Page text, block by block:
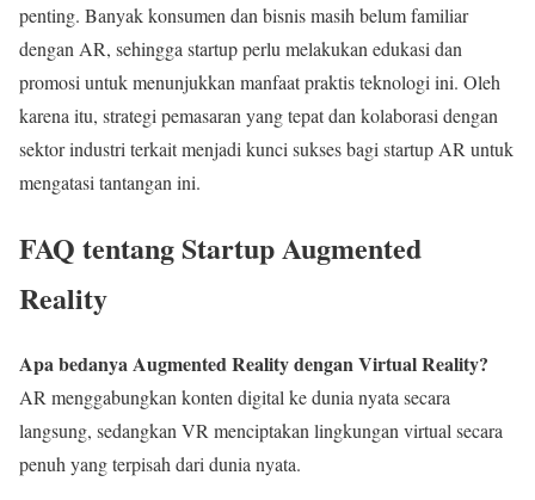
penting. Banyak konsumen dan bisnis masih belum familiar
dengan AR, sehingga startup perlu melakukan edukasi dan
promosi untuk menunjukkan manfaat praktis teknologi ini. Oleh
karena itu, strategi pemasaran yang tepat dan kolaborasi dengan
sektor industri terkait menjadi kunci sukses bagi startup AR untuk
mengatasi tantangan ini.
FAQ tentang Startup Augmented
Reality
Apa bedanya Augmented Reality dengan Virtual Reality?
AR menggabungkan konten digital ke dunia nyata secara
langsung, sedangkan VR menciptakan lingkungan virtual secara
penuh yang terpisah dari dunia nyata.